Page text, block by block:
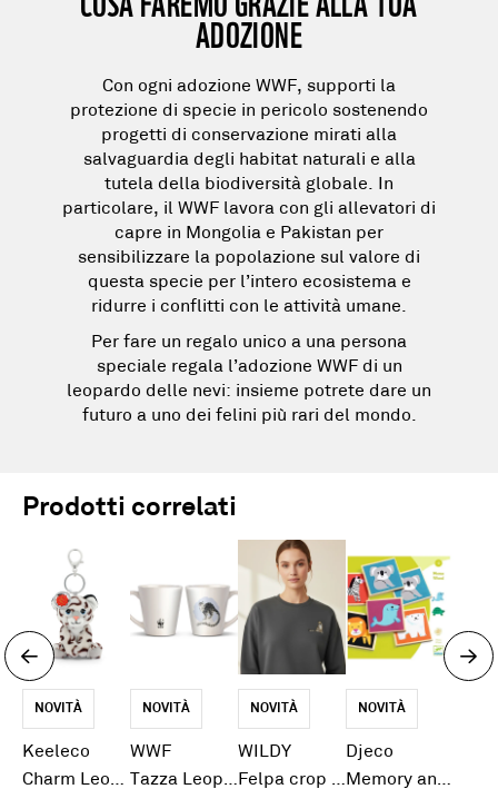
ADOZIONE
Con ogni adozione WWF, supporti la
protezione di specie in pericolo sostenendo
progetti di conservazione mirati alla
salvaguardia degli habitat naturali e alla
tutela della biodiversità globale. In
particolare, il WWF lavora con gli allevatori di
capre in Mongolia e Pakistan per
sensibilizzare la popolazione sul valore di
questa specie per l’intero ecosistema e
ridurre i conflitti con le attività umane.
Per fare un regalo unico a una persona
speciale regala l’adozione WWF di un
leopardo delle nevi: insieme potrete dare un
futuro a uno dei felini più rari del mondo.
Prodotti correlati
NOVITÀ
Keeleco
Charm Leopardo delle nevi 12CM
NOVITÀ
WWF
Tazza Leopardo delle Nevi
NOVITÀ
WILDY
Felpa crop antracite leopardo delle nevi
NOVITÀ
Djeco
Memory animali selvaggi